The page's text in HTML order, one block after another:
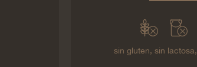
sin gluten, sin lactosa,